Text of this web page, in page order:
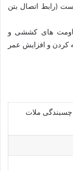
(رابط اتصال بتن
های کششی و
کردن و افزایش عمر
چسبندگی ملات